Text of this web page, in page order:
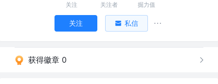
关注 关注者 掘力值
关注 私信
获得徽章 0